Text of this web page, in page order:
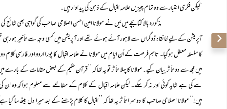
‘لیکن فکری اعتبار سے وہ تمام چیزیں علامہ اقبال کے ذہن کی پیداوار ہیں۔
مذکورہ بالا کتابچے میں مَیں نے مولانا امین احسن اصلاحی صاحب کی گواہی بھی شائع کی
آپریشن کے لیے خانقاہ ڈوگراں سے لاہور آئے ہوئے تھے اور آپریشن میں کسی وجہ سے تأخیر ہو رہی
کا سلسلہ معطل ہو گیا۔ تاہم فرصت کے اُن ایّام میں مولانا نے علامہ اقبال کا پورا اردو اور فارسی
میں مجھ سے دو تأ ثر بیان کیے۔ مولانا کا پہلا تأ ثر تو یہ تھا کہ ’’قرآن حکیم کے بعض مقامات کے بارے
سے کی ہے شاید کوئی اور نہ کر سکے۔ لیکن علامہ اقبال کے کلام کے مطالعے سے معلوم ہوا کہ وہ ان
ہیں!‘‘ مولانا اصلاحی صاحب کا دوسرا تأ ثر یہ تھا کہ ’’اقبال کا کلام پڑھنے کے بعد میرا دل بیٹھ سا